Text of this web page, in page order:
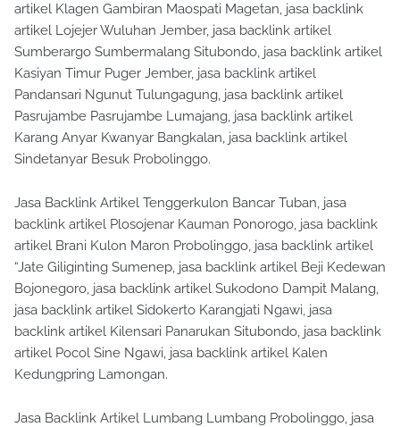
artikel Klagen Gambiran Maospati Magetan, jasa backlink
artikel Lojejer Wuluhan Jember, jasa backlink artikel
Sumberargo Sumbermalang Situbondo, jasa backlink artikel
Kasiyan Timur Puger Jember, jasa backlink artikel
Pandansari Ngunut Tulungagung, jasa backlink artikel
Pasrujambe Pasrujambe Lumajang, jasa backlink artikel
Karang Anyar Kwanyar Bangkalan, jasa backlink artikel
Sindetanyar Besuk Probolinggo.
Jasa Backlink Artikel Tenggerkulon Bancar Tuban, jasa
backlink artikel Plosojenar Kauman Ponorogo, jasa backlink
artikel Brani Kulon Maron Probolinggo, jasa backlink artikel
“Jate Giliginting Sumenep, jasa backlink artikel Beji Kedewan
Bojonegoro, jasa backlink artikel Sukodono Dampit Malang,
jasa backlink artikel Sidokerto Karangjati Ngawi, jasa
backlink artikel Kilensari Panarukan Situbondo, jasa backlink
artikel Pocol Sine Ngawi, jasa backlink artikel Kalen
Kedungpring Lamongan.
Jasa Backlink Artikel Lumbang Lumbang Probolinggo, jasa